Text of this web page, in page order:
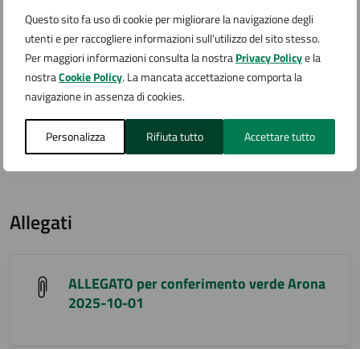
Questo sito fa uso di cookie per migliorare la navigazione degli
utenti e per raccogliere informazioni sull'utilizzo del sito stesso.
Per maggiori informazioni consulta la nostraPrivacy Policye la
nostraCookie Policy. La mancata accettazione comporta la
navigazione in assenza di cookies.
Personalizza Rifiuta tutto Accettare tutto
garantire che il Centro di Raccolta sia al pieno servizio
dell'esigenza del cittadino nello smaltimento del verde.
Valuteremo attentamente l'efficacia del provvedimento
al fine di migliorarne ulteriormente il servizio.
L'Amministrazione Comunale, l'ufficio pertinente e
Medio Novarese Ambiente rimangono a disposizione per
eventuali chiarimenti e invitano tutti i cittadini a
Allegati
ALLEGATO per conferimento verde Arona
2025-10-01